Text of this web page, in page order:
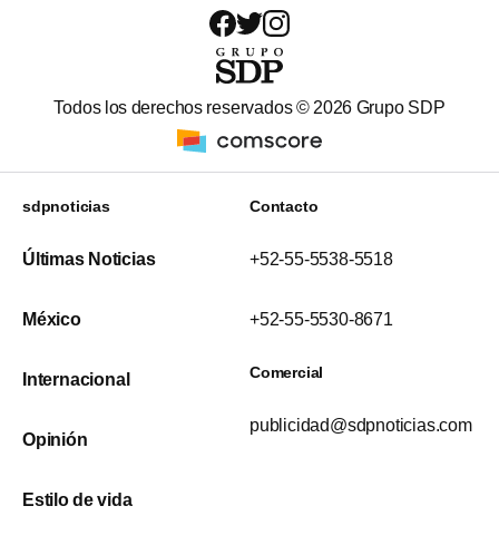
Todos los derechos reservados © 2026 Grupo SDP
sdpnoticias
Últimas Noticias
México
Internacional
Opinión
Estilo de vida
Contacto
+52-55-5538-5518
+52-55-5530-8671
Comercial
publicidad@sdpnoticias.com